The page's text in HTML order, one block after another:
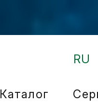
Каталог
RU